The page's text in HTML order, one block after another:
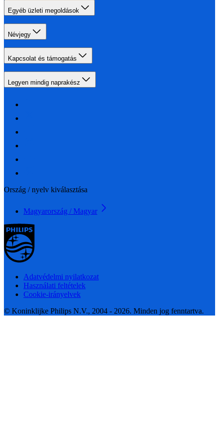
Egyéb üzleti megoldások
Névjegy
Kapcsolat és támogatás
Legyen mindig naprakész
Ország / nyelv kiválasztása
Magyarország / Magyar
Adatvédelmi nyilatkozat
Használati feltételek
Cookie-irányelvek
© Koninklijke Philips N.V., 2004 - 2026. Minden jog fenntartva.